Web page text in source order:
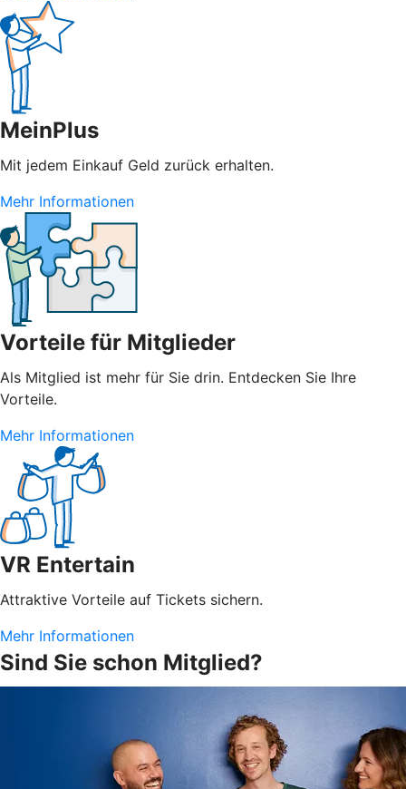
MeinPlus
Mit jedem Einkauf Geld zurück erhalten.
Mehr Informationen
Vorteile für Mitglieder
Als Mitglied ist mehr für Sie drin. Entdecken Sie Ihre
Vorteile.
Mehr Informationen
VR Entertain
Attraktive Vorteile auf Tickets sichern.
Mehr Informationen
Sind Sie schon Mitglied?